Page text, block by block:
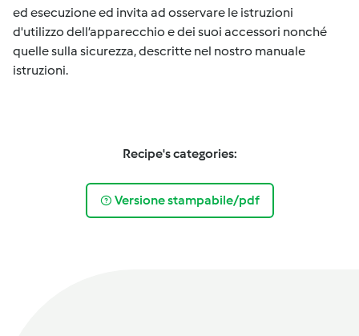
ed esecuzione ed invita ad osservare le istruzioni
d'utilizzo dell’apparecchio e dei suoi accessori nonché
quelle sulla sicurezza, descritte nel nostro manuale
istruzioni.
Recipe's categories:
Versione stampabile/pdf